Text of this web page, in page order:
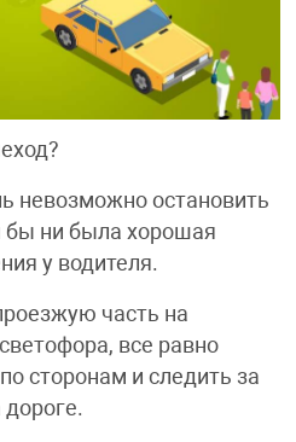
невозможно остановить
ни была хорошая
у водителя.
часть на
все равно
сторонам и следить за